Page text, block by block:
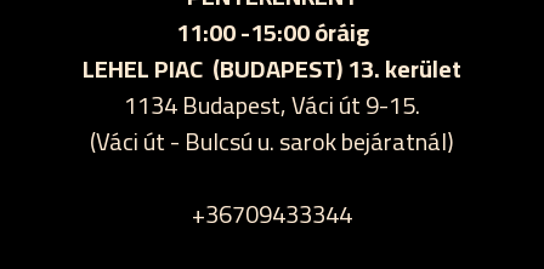
11:00 -15:00 óráig
LEHEL PIAC (BUDAPEST) 13. kerület
1134 Budapest, Váci út 9-15.
(Váci út - Bulcsú u. sarok bejáratnál)
+36709433344